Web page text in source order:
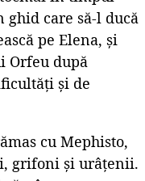
ghid care să-l ducă
pe Elena, și
Orfeu după
și de
cu Mephisto,
grifoni și urâțenii.